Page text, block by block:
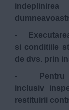
- Executarea
si conditiile
de dvs. prin
- Pentru
inclusiv
restituirii